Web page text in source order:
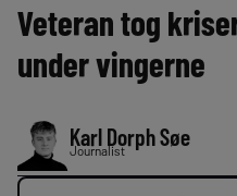
Veteran tog
under vingerne
Karl Dorph Søe
Journalist